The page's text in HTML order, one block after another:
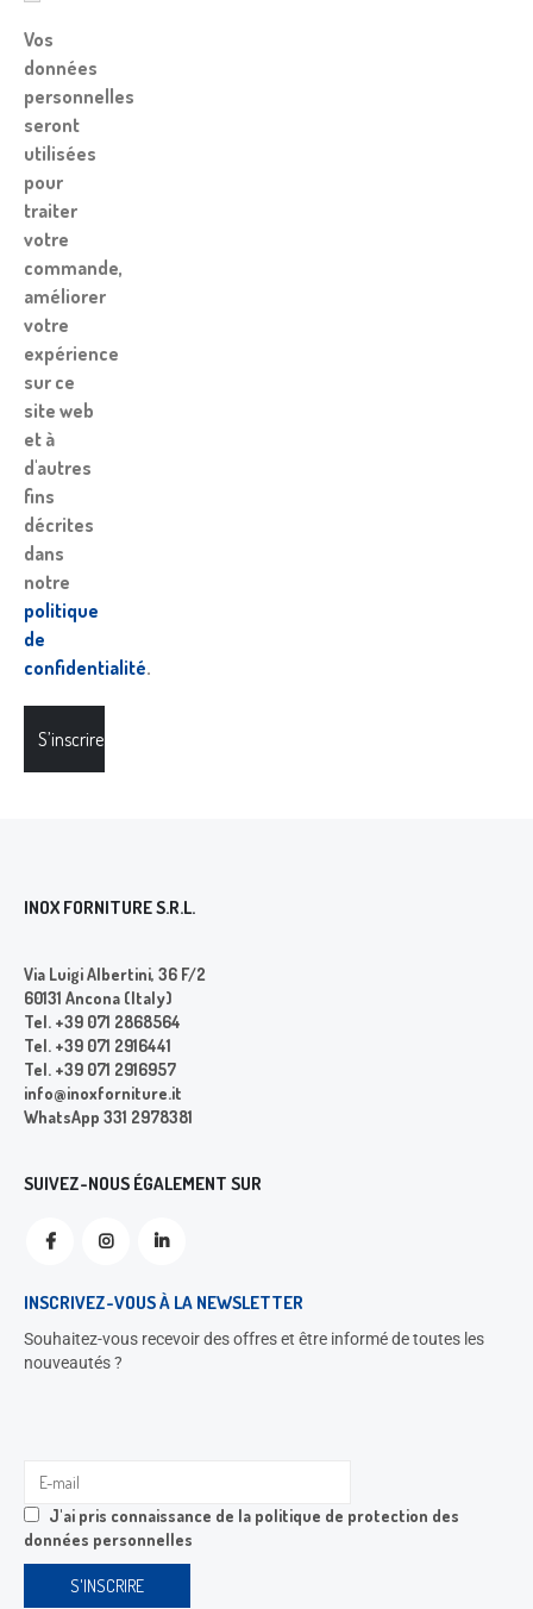
Vos
données
personnelles
seront
utilisées
pour
traiter
votre
commande,
améliorer
votre
expérience
sur ce
site web
et à
d'autres
fins
décrites
dans
notre
politique
de
confidentialité.
S’inscrire
INOX FORNITURE S.R.L.
Via Luigi Albertini, 36 F/2
60131 Ancona (Italy)
Tel. +39 071 2868564
Tel. +39 071 2916441
Tel. +39 071 2916957
info@inoxforniture.it
WhatsApp 331 2978381
SUIVEZ-NOUS ÉGALEMENT SUR
INSCRIVEZ-VOUS À LA NEWSLETTER
Souhaitez-vous recevoir des offres et être informé de toutes les
nouveautés ?
J'ai pris connaissance de la politique de protection des
données personnelles